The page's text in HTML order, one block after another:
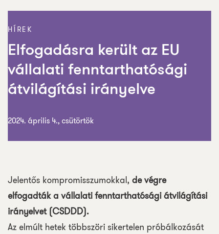
HÍREK
Elfogadásra került az EU
vállalati fenntarthatósági
átvilágítási irányelve
2024. április 4., csütörtök
Jelentős kompromisszumokkal, de végre
elfogadták a vállalati fenntarthatósági átvilágítási
irányelvet (CSDDD).
Az elmúlt hetek többszöri sikertelen próbálkozását